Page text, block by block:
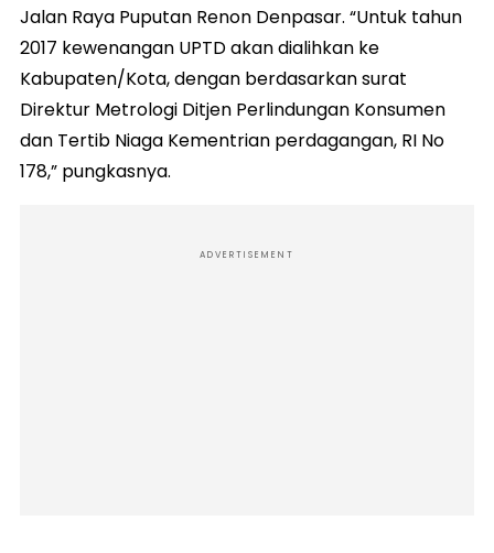
Jalan Raya Puputan Renon Denpasar. “Untuk tahun
2017 kewenangan UPTD akan dialihkan ke
Kabupaten/Kota, dengan berdasarkan surat
Direktur Metrologi Ditjen Perlindungan Konsumen
dan Tertib Niaga Kementrian perdagangan, RI No
178,” pungkasnya.
ADVERTISEMENT